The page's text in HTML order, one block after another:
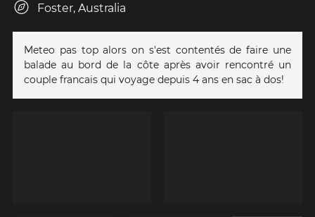
Foster, Australia
Meteo pas top alors on s'est contentés de faire une
balade au bord de la côte après avoir rencontré un
couple francais qui voyage depuis 4 ans en sac à dos!